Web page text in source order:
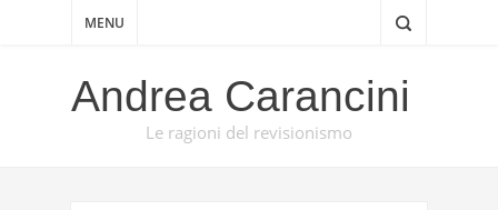
MENU
Andrea Carancini
Le ragioni del revisionismo